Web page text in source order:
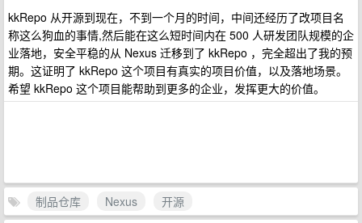
kkRepo 从开源到现在，不到一个月的时间，中间还经历了改项目名
称这么狗血的事情,然后能在这么短时间内在 500 人研发团队规模的企
业落地，安全平稳的从 Nexus 迁移到了 kkRepo ，完全超出了我的预
期。这证明了 kkRepo 这个项目有真实的项目价值，以及落地场景。
希望 kkRepo 这个项目能帮助到更多的企业，发挥更大的价值。
制品仓库 Nexus
开源